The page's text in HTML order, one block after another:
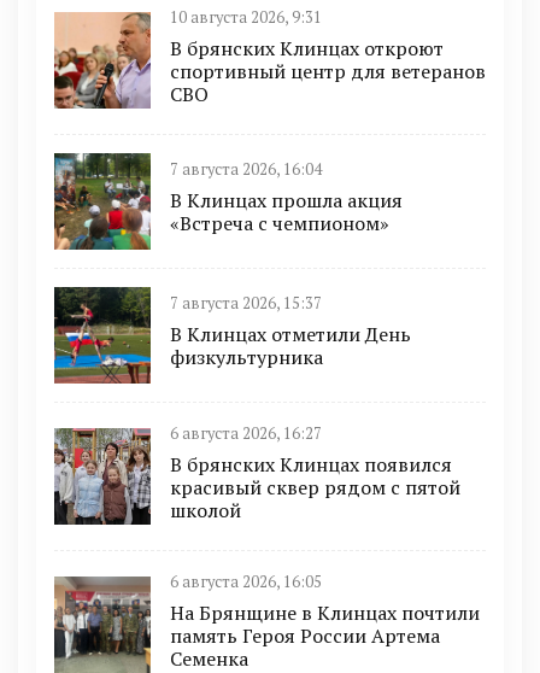
10 августа 2026, 9:31
В брянских Клинцах откроют
спортивный центр для ветеранов
СВО
7 августа 2026, 16:04
В Клинцах прошла акция
«Встреча с чемпионом»
7 августа 2026, 15:37
В Клинцах отметили День
физкультурника
6 августа 2026, 16:27
В брянских Клинцах появился
красивый сквер рядом с пятой
школой
6 августа 2026, 16:05
На Брянщине в Клинцах почтили
память Героя России Артема
Семенка